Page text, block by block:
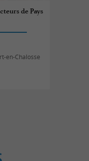
de Pays
en-Chalosse